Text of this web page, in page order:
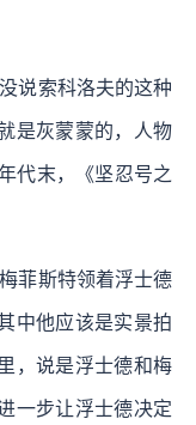
说索科洛夫的这种
是灰蒙蒙的，人物
代末，《坚忍号之
菲斯特领着浮士德
中他应该是实景拍
，说是浮士德和梅
一步让浮士德决定